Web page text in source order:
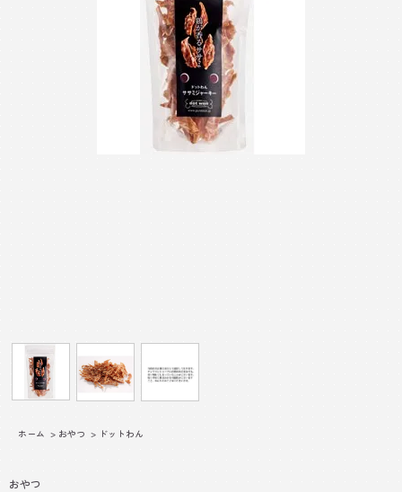
ホーム > おやつ > ドットわん
おやつ